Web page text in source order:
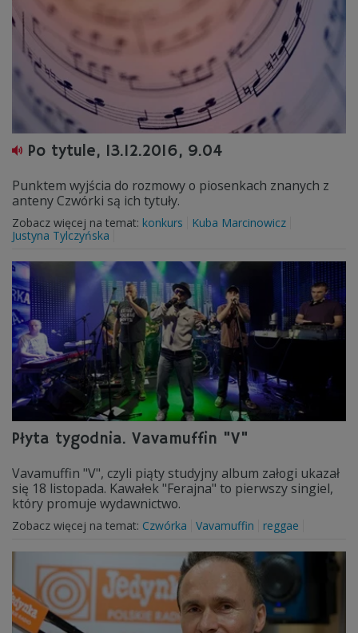
Po tytule, 13.12.2016, 9.04
Punktem wyjścia do rozmowy o piosenkach znanych z
anteny Czwórki są ich tytuły.
Zobacz więcej na temat: konkurs
Kuba Marcinowicz
Justyna Tylczyńska
Płyta tygodnia. Vavamuffin "V"
Vavamuffin "V", czyli piąty studyjny album załogi ukazał
się 18 listopada. Kawałek "Ferajna" to pierwszy singiel,
który promuje wydawnictwo.
Zobacz więcej na temat: Czwórka Vavamuffin reggae